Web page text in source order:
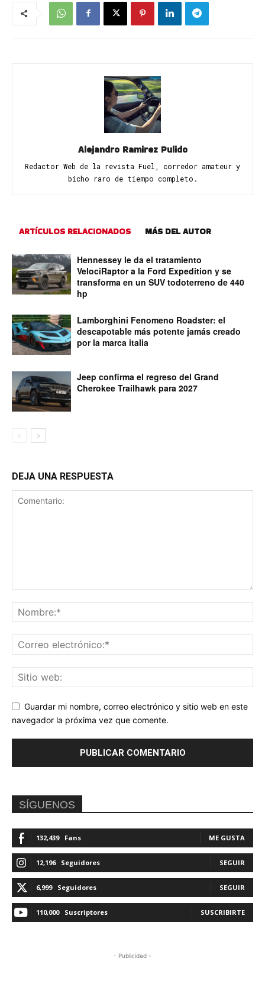
Alejandro Ramirez Pulido
Redactor Web de la revista Fuel, corredor amateur y
bicho raro de tiempo completo.
ARTÍCULOS RELACIONADOS MÁS DEL AUTOR
Hennessey le da el tratamiento
VelociRaptor a la Ford Expedition y se
transforma en un SUV todoterreno de 440
hp
Lamborghini Fenomeno Roadster: el
descapotable más potente jamás creado
por la marca italia
Jeep confirma el regreso del Grand
Cherokee Trailhawk para 2027
DEJA UNA RESPUESTA
Guardar mi nombre, correo electrónico y sitio web en este
navegador la próxima vez que comente.
SÍGUENOS
132,439 Fans ME GUSTA
12,196 Seguidores SEGUIR
6,999 Seguidores SEGUIR
110,000 Suscriptores SUSCRIBIRTE
- Publicidad -